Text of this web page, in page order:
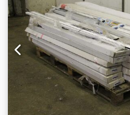
presión: 400 mm y superior
izquierda de la hoja de
hoja de sierra Crodpjdfcv
central documentación
fotos originales.